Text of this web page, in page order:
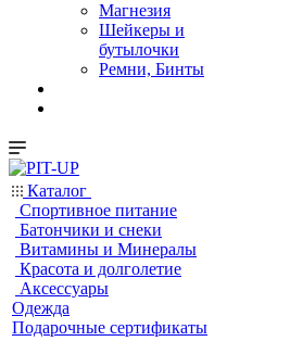
Магнезия
Шейкеры и
бутылочки
Ремни, Бинты
Каталог
Спортивное питание
Батончики и снеки
Витамины и Минералы
Красота и долголетие
Аксессуары
Одежда
Подарочные сертификаты